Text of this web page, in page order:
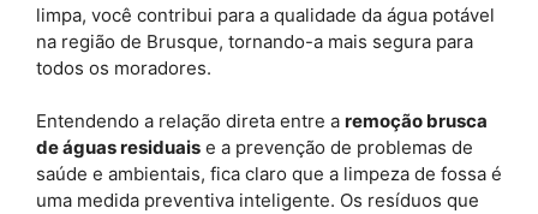
limpa, você contribui para a qualidade da água potável
na região de Brusque, tornando-a mais segura para
todos os moradores.
Entendendo a relação direta entre a remoção brusca
de águas residuais e a prevenção de problemas de
saúde e ambientais, fica claro que a limpeza de fossa é
uma medida preventiva inteligente. Os resíduos que